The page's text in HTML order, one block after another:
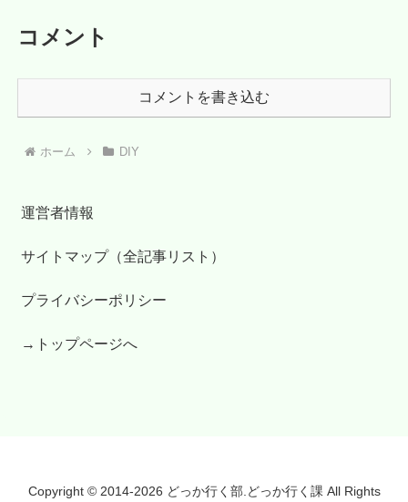
コメント
コメントを書き込む
ホーム DIY
運営者情報
サイトマップ（全記事リスト）
プライバシーポリシー
→トップページへ
Copyright © 2014-2026 どっか行く部.どっか行く課 All Rights